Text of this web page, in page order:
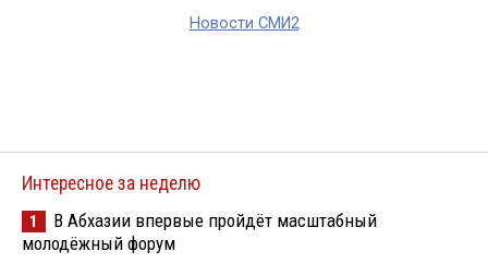
Новости СМИ2
Интересное за неделю
1
В Абхазии впервые пройдёт масштабный
молодёжный форум